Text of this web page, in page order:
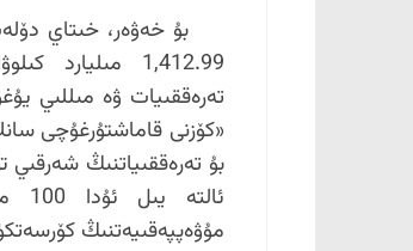
بۇ خەۋەر، خىتاي
1,412.99
تەرەققىيات ۋە مىللىي
«كۆزنى قاماشتۇرغۇچى
بۇ تەرەققىياتنىڭ شەرقىي
مۇۋەپپەقىيەتنىڭ